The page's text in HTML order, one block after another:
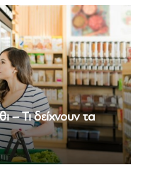
– Τι δείχνουν τα